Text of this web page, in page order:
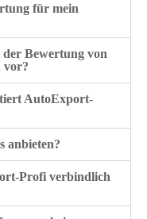
für mein
Bewertung von
vor?
AutoExport-
anbieten?
Profi verbindlich